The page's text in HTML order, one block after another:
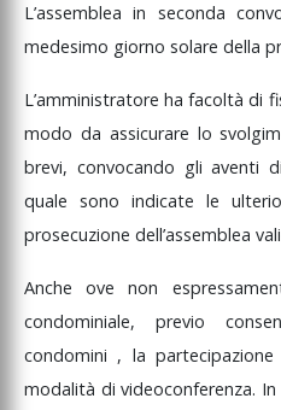
L’assembleain seconda
medesimo giorno solare della
L’amministratorehafacoltàdi
modo da assicurare lo
brevi, convocando gliaventi
quale sono indicate le
prosecuzione dell’assemblea
Ancheovenon
condominiale, previo
condomini , la
modalità divideoconferenza. In